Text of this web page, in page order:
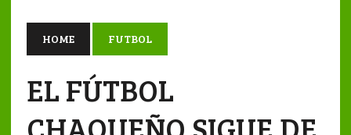
HOME FUTBOL
EL FÚTBOL